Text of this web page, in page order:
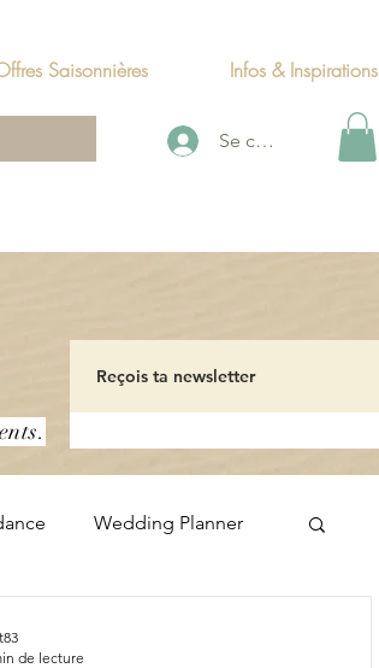
Saisonnières Infos & Inspirations
Se connecter
Wedding Planner
de lecture